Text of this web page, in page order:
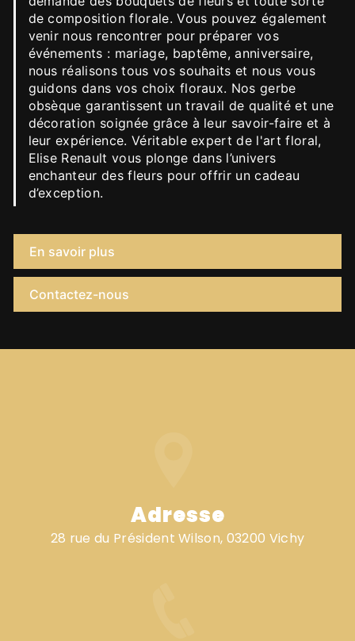
de composition florale. Vous pouvez également
venir nous rencontrer pour préparer vos
événements : mariage, baptême, anniversaire,
nous réalisons tous vos souhaits et nous vous
guidons dans vos choix floraux. Nos gerbe
obsèque garantissent un travail de qualité et une
décoration soignée grâce à leur savoir-faire et à
leur expérience. Véritable expert de l'art floral,
Elise Renault vous plonge dans l’univers
enchanteur des fleurs pour offrir un cadeau
d’exception.
En savoir plus
Contactez-nous
Adresse
28 rue du Président Wilson, 03200 Vichy